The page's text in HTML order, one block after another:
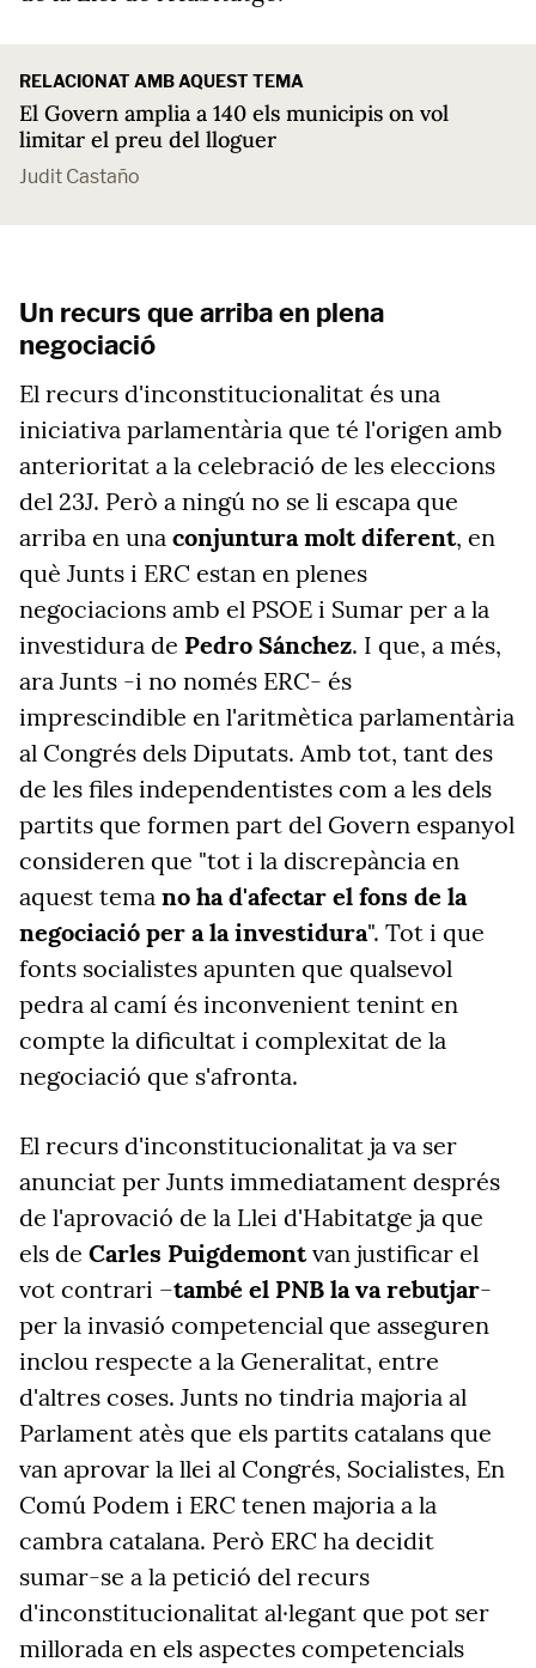
RELACIONAT AMB AQUEST TEMA
El Govern amplia a 140 els municipis on vol
limitar el preu del lloguer
Judit Castaño
Un recurs que arriba en plena
negociació
El recurs d'inconstitucionalitat és una
iniciativa parlamentària que té l'origen amb
anterioritat a la celebració de les eleccions
del 23J. Però a ningú no se li escapa que
arriba en una conjuntura molt diferent, en
què Junts i ERC estan en plenes
negociacions amb el PSOE i Sumar per a la
investidura de Pedro Sánchez. I que, a més,
ara Junts -i no només ERC- és
imprescindible en l'aritmètica parlamentària
al Congrés dels Diputats. Amb tot, tant des
de les files independentistes com a les dels
partits que formen part del Govern espanyol
consideren que "tot i la discrepància en
aquest tema no ha d'afectar el fons de la
negociació per a la investidura". Tot i que
fonts socialistes apunten que qualsevol
pedra al camí és inconvenient tenint en
compte la dificultat i complexitat de la
negociació que s'afronta.
El recurs d'inconstitucionalitat ja va ser
anunciat per Junts immediatament després
de l'aprovació de la Llei d'Habitatge ja que
els de Carles Puigdemontvan justificar el
vot contrari –també el PNB la va rebutjar-
per la invasió competencial que asseguren
inclou respecte a la Generalitat, entre
d'altres coses. Junts no tindria majoria al
Parlament atès que els partits catalans que
van aprovar la llei al Congrés, Socialistes, En
Comú Podem i ERC tenen majoria a la
cambra catalana. Però ERC ha decidit
sumar-se a la petició del recurs
d'inconstitucionalitat al·legant que pot ser
millorada en els aspectes competencials